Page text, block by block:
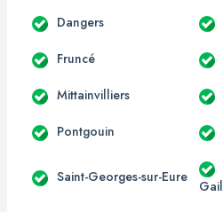
Dangers
Fruncé
Mittainvilliers
Pontgouin
Saint-Georges-sur-Eure